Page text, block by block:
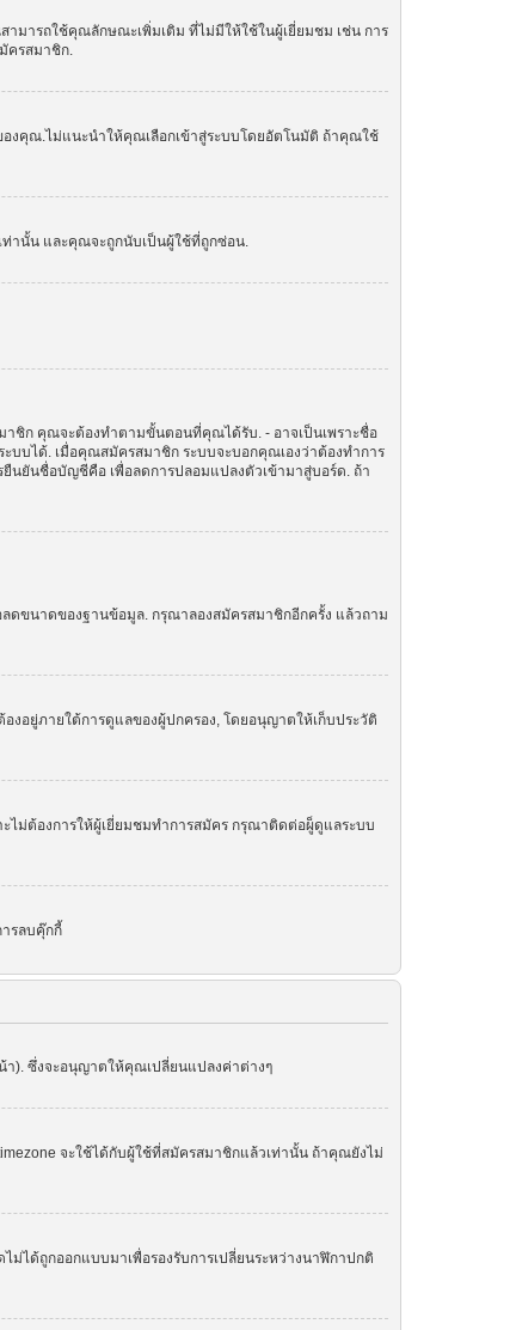
มารถใช้คุณลักษณะเพิ่มเติม ที่ไม่มีให้ใช้ในผู้เยี่ยมชม เช่น การ
ครสมาชิก.
งคุณ.ไม่แนะนำให้คุณเลือกเข้าสู่ระบบโดยอัตโนมัติ ถ้าคุณใช้
านั้น และคุณจะถูกนับเป็นผู้ใช้ที่ถูกซ่อน.
ชิก คุณจะต้องทำตามขั้นตอนที่คุณได้รับ. - อาจเป็นเพราะชื่อ
บบได้. เมื่อคุณสมัครสมาชิก ระบบจะบอกคุณเองว่าต้องทำการ
ยันชื่อบัญชีคือ เพื่อลดการปลอมแปลงตัวเข้ามาสู่บอร์ด. ถ้า
ดขนาดของฐานข้อมูล. กรุณาลองสมัครสมาชิกอีกครั้ง แล้วถาม
งอยู่ภายใต้การดูแลของผู้ปกครอง, โดยอนุญาตให้เก็บประวัติ
ไม่ต้องการให้ผู้เยี่ยมชมทำการสมัคร กรุณาติดต่อผู็ดูแลระบบ
รลบคุ๊กกี้
). ซึ่งจะอนุญาตให้คุณเปลี่ยนแปลงค่าต่างๆ
จะใช้ได้กับผู้ใช้ที่สมัครสมาชิกแล้วเท่านั้น ถ้าคุณยังไม่
ม่ได้ถูกออกแบบมาเพื่อรองรับการเปลี่ยนระหว่างนาฬิกาปกติ